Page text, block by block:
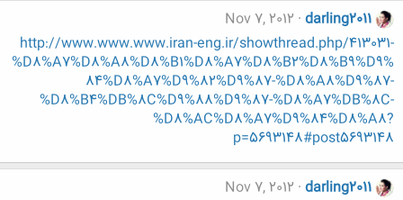
darling2011
Nov 7, 2012
http://www.www.www.iran-eng.ir/showthread.php/413031-
%D8%A7%D8%A8%D8%B1%D8%A7%D8%B2%D8%B9%D9%
84%D8%A7%D9%82%D9%87-%D8%A8%D9%87-
%D8%B4%DB%8C%D9%88%D9%87-%D8%A7%DB%8C-
%D8%AC%D8%A7%D9%84%D8%A8?
p=5693148#post5693148
darling2011
Nov 7, 2012